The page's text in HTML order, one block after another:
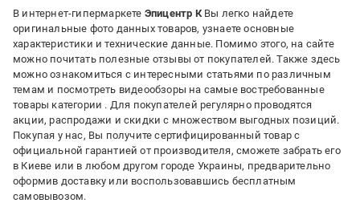
В интернет-гипермаркете Эпицентр КВы легко найдете
оригинальные фото данных товаров, узнаете основные
характеристики и технические данные. Помимо этого, на сайте
можно почитать полезные отзывы от покупателей. Также здесь
можно ознакомиться с интересными статьями по различным
темам и посмотреть видеообзоры на самые востребованные
товары категории . Для покупателей регулярно проводятся
акции, распродажи и скидки с множеством выгодных позиций.
Покупая у нас, Вы получите сертифицированный товар с
официальной гарантией от производителя, сможете забрать его
в Киеве или в любом другом городе Украины, предварительно
оформив доставку или воспользовавшись бесплатным
самовывозом.